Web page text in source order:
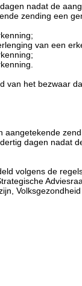
nadat de
zending een
van een
van het bezwaar
aangetekende
dagen nadat
volgens de